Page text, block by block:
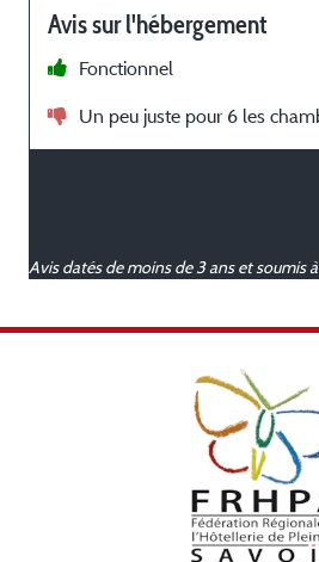
Avis sur l'hébergement
Fonctionnel
Un peu juste pour 6 les
Avis datés de moins de 3 ans et soumis